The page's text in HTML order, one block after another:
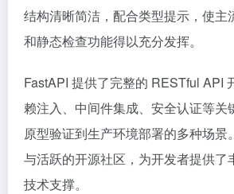
结构清晰简洁，配合类型提示，使主
和静态检查功能得以充分发挥。
FastAPI 提供了完整的 RESTful API
赖注入、中间件集成、安全认证等关
原型验证到生产环境部署的多种场景
与活跃的开源社区，为开发者提供了
技术支撑。